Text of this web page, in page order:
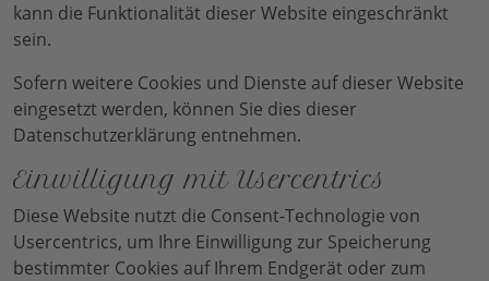
kann die Funktionalität dieser Website eingeschränkt
sein.
Sofern weitere Cookies und Dienste auf dieser Website
eingesetzt werden, können Sie dies dieser
Datenschutzerklärung entnehmen.
Einwilligung mit Usercentrics
Diese Website nutzt die Consent-Technologie von
Usercentrics, um Ihre Einwilligung zur Speicherung
bestimmter Cookies auf Ihrem Endgerät oder zum